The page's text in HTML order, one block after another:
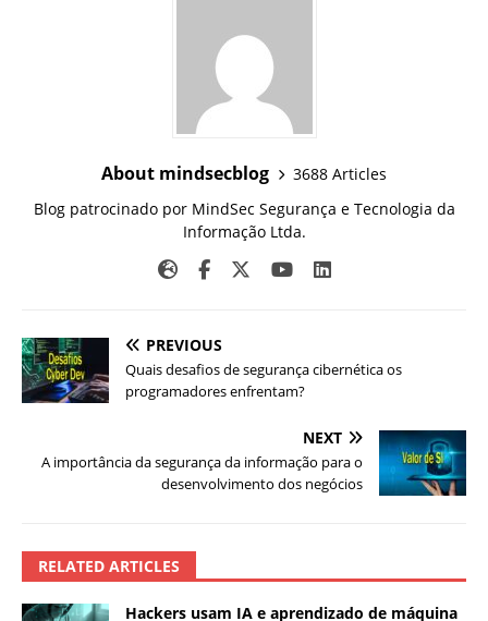
About mindsecblog
3688 Articles
Blog patrocinado por MindSec Segurança e Tecnologia da
Informação Ltda.
PREVIOUS
Quais desafios de segurança cibernética os
programadores enfrentam?
NEXT
A importância da segurança da informação para o
desenvolvimento dos negócios
RELATED ARTICLES
Hackers usam IA e aprendizado de máquina